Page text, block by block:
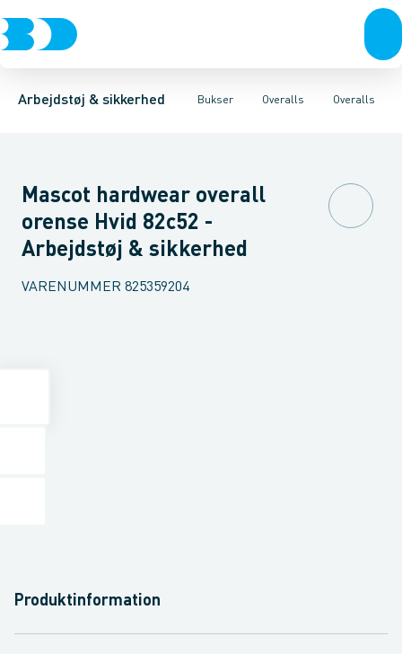
Arbejdstøj & sikkerhed Bukser
Trøjer & t-shirtsBukser Overtøj & huer Undertøj & sokkerSko
Overalls
BukserKnickers & Shorts OverallsKedeldragter Knæskånere
Overalls
OverallsSikkerheds overalls Forede overalls
Mascot hardwear overall
orense Hvid 82c52 -
Arbejdstøj & sikkerhed
VARENUMMER 825359204
Produktinformation